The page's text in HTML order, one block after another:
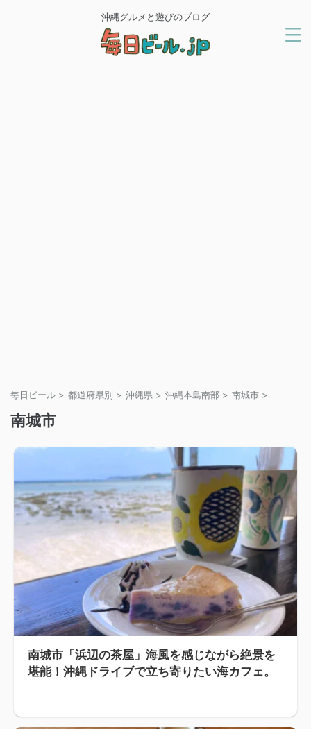
沖縄グルメと遊びのブログ
毎日ビール > 都道府県別 > 沖縄県 > 沖縄本島南部 > 南城市 >
南城市
南城市「浜辺の茶屋」海風を感じながら絶景を
堪能！沖縄ドライブで立ち寄りたい海カフェ。